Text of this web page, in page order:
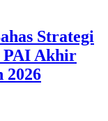
Strategi
PAI Akhir
2026